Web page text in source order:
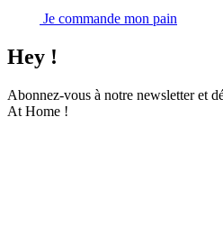
Je commande mon pain
Hey !
Abonnez-vous à notre newsletter et
At Home !